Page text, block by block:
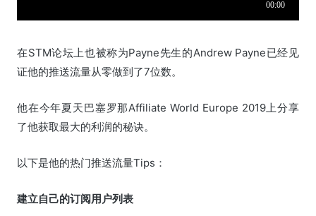
在STM论坛上也被称为Payne先生的Andrew Payne已经见
证他的推送流量从零做到了7位数。
他在今年夏天巴塞罗那Affiliate World Europe 2019上分享
了他获取最大的利润的秘诀。
以下是他的热门推送流量Tips：
建立自己的订阅用户列表